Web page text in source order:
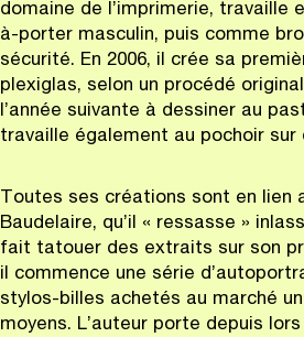
domaine de l’imprimerie, travaille
à-porter masculin, puis comme
sécurité. En 2006, il crée sa
plexiglas, selon un procédé
l’année suivante à dessiner au
travaille également au pochoir sur
Toutes ses créations sont en lien
Baudelaire, qu’il « ressasse »
fait tatouer des extraits sur son
il commence une série
stylos-billes achetés au marché
moyens. L’auteur porte depuis